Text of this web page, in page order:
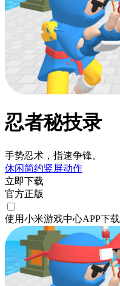
忍者秘技录
手势忍术，指速争锋。
休闲简约竖屏动作
立即下载
官方正版
使用小米游戏中心APP下载